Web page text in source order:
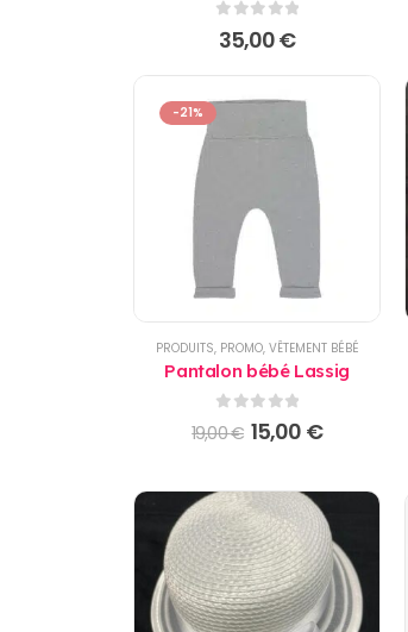
0sur 5
35,00€
-21%
PRODUITS, PROMO, VÊTEMENT BÉBÉ
Pantalon bébé Lassig
sur 5
19,00€ Le
prix
était :
19,00 €.
15,00 €Le
est :
15,00 €.